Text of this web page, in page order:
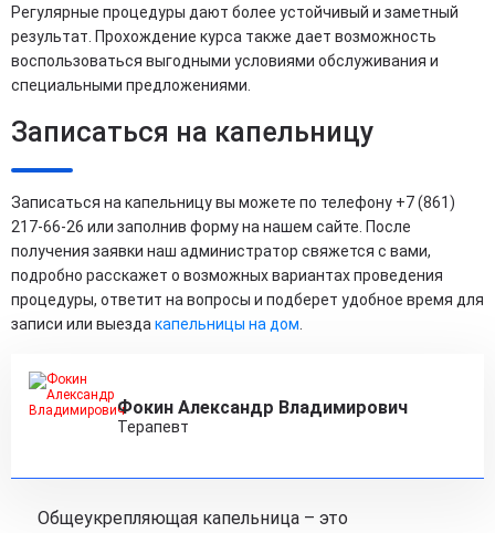
Регулярные процедуры дают более устойчивый и заметный
результат. Прохождение курса также дает возможность
воспользоваться выгодными условиями обслуживания и
специальными предложениями.
Записаться на капельницу
Записаться на капельницу вы можете по телефону +7 (861)
217-66-26 или заполнив форму на нашем сайте. После
получения заявки наш администратор свяжется с вами,
подробно расскажет о возможных вариантах проведения
процедуры, ответит на вопросы и подберет удобное время для
записи или выезда капельницы на дом
Фокин Александр Владимирович
Терапевт
Общеукрепляющая капельница – это